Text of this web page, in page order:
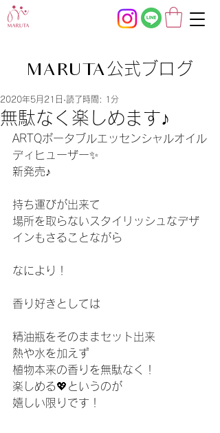
MARUTA公式ブログ
無駄なく楽しめます♪
2020年5月21日 読了時間: 1分
ARTQポータブルエッセンシャルオイル
ディヒューザー✨
新発売♪
持ち運びが出来て
場所を取らないスタイリッシュなデザ
インもさることながら
なにより！
香り好きとしては
精油瓶をそのままセット出来
熱や水を加えず
植物本来の香りを無駄なく！
楽しめる💖というのが
嬉しい限りです！